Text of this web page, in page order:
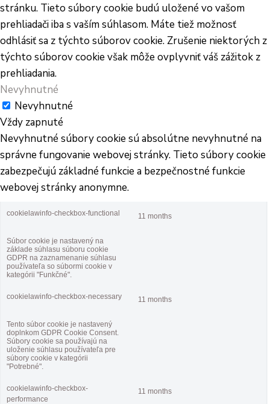
stránku. Tieto súbory cookie budú uložené vo vašom
prehliadači iba s vaším súhlasom. Máte tiež možnosť
odhlásiť sa z týchto súborov cookie. Zrušenie niektorých z
týchto súborov cookie však môže ovplyvniť váš zážitok z
prehliadania.
Nevyhnutné
Nevyhnutné
Vždy zapnuté
Nevyhnutné súbory cookie sú absolútne nevyhnutné na
správne fungovanie webovej stránky. Tieto súbory cookie
zabezpečujú základné funkcie a bezpečnostné funkcie
webovej stránky anonymne.
cookielawinfo-checkbox-functional 11 months
Súbor cookie je nastavený na
základe súhlasu súboru cookie
GDPR na zaznamenanie súhlasu
používateľa so súbormi cookie v
kategórii "Funkčné".
cookielawinfo-checkbox-necessary 11 months
Tento súbor cookie je nastavený
doplnkom GDPR Cookie Consent.
Súbory cookie sa používajú na
uloženie súhlasu používateľa pre
súbory cookie v kategórii
"Potrebné".
cookielawinfo-checkbox-
performance
11 months